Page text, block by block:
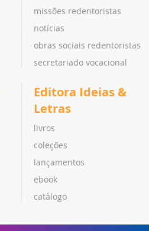
missões redentoristas
notícias
obras sociais redentoristas
secretariado vocacional
Editora Ideias &
Letras
livros
coleções
lançamentos
ebook
catálogo